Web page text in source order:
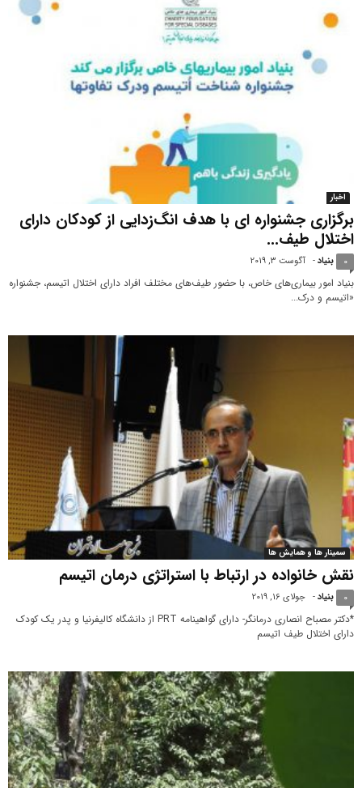
اخبار
برگزاری جشنواره ای با هدف انگ‌زدایی از کودکان دارای
اختلال طیف...
بنیاد- آگوست 3, 2019 0
بنیاد امور بیماری‌های خاص، با حضور طیف‌های مختلف افراد دارای اختلال اتیسم، جشنواره
«اتیسم و درک...
سمینار ها و همایش ها
نقش خانواده در ارتباط با استراتژی درمان اتیسم
بنیاد- جولای 16, 2019 0
*دکتر مصباح انصاری درمانگر- دارای گواهینامه PRT از دانشگاه کالیفرنیا و پدر یک کودک
دارای اختلال طیف اتیسم